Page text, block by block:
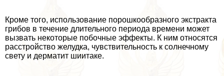
Кроме того, использование порошкообразного экстpaкта
грибов в течение длительного периода времени может
вызвать некоторые побочные эффекты. К ним относятся
расстройство желудка, чувствительность к солнечному
свету и дерматит шиитаке.